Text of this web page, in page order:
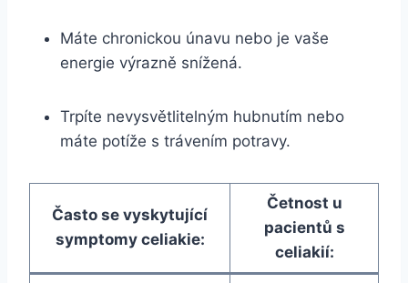
Máte chronickou únavu nebo je vaše
energie výrazně snížená.
Trpíte nevysvětlitelným hubnutím nebo
máte potíže s trávením potravy.
Často se vyskytující
symptomy celiakie:
Četnost u
pacientů s
celiakií: